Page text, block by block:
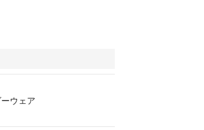
ウェア